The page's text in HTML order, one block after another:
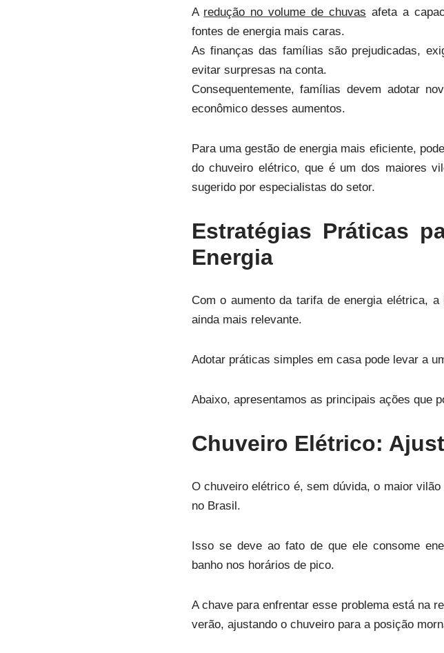
A redução no volume de chuvas afeta a
fontes de energia mais caras.
As finanças das famílias são prejudicadas,
evitar surpresas na conta.
Consequentemente, famílias devem adotar
econômico desses aumentos.
Para uma gestão de energia mais eficiente,
do chuveiro elétrico, que é um dos maiores
sugerido por especialistas do setor.
Estratégias Práticas
Energia
Com o aumento da tarifa de energia elétrica,
ainda mais relevante.
Adotar práticas simples em casa pode levar a
Abaixo, apresentamos as principais ações que
Chuveiro Elétrico:
O chuveiro elétrico é, sem dúvida, o maior
no Brasil.
Isso se deve ao fato de que ele consome
banho nos horários de pico.
A chave para enfrentar esse problema está na
verão, ajustando o chuveiro para a posição